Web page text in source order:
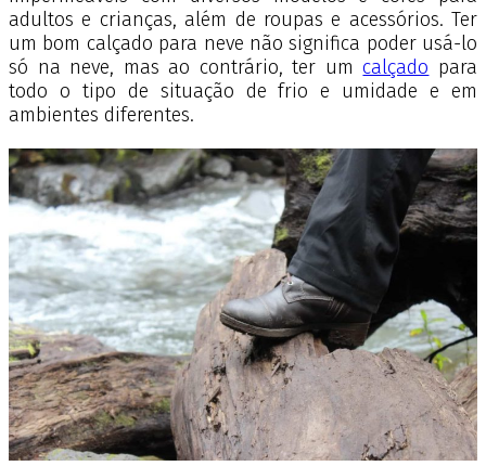
adultos e crianças, além de roupas e acessórios. Ter
um bom calçado para neve não significa poder usá-lo
só na neve, mas ao contrário, ter umcalçado para
todo o tipo de situação de frio e umidade e em
ambientes diferentes.